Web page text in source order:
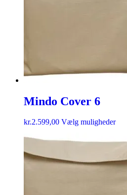
Mindo Cover 6
kr.2.599,00 Vælg muligheder